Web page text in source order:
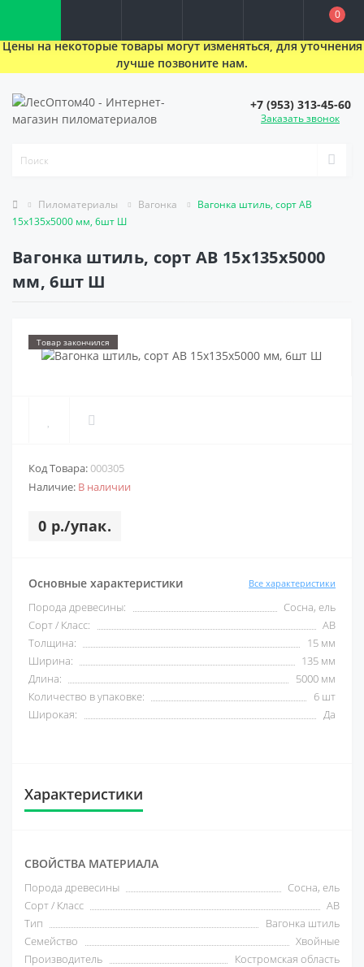
Цены на некоторые товары могут изменяться, для уточнения
лучше позвоните нам.
0
+7 (953) 313-45-60
Заказать звонок
Пиломатериалы Вагонка
Вагонка штиль, сорт AB
15x135x5000 мм, 6шт Ш
Вагонка штиль, сорт AB 15x135x5000
мм, 6шт Ш
Товар закончился
Код Товара:000305
Наличие: В наличии
0 р./упак.
Основные характеристики Все характеристики
Порода древесины:
Сосна, ель
Сорт / Класс:
AB
Толщина:
15 мм
Ширина:
135 мм
Длина:
5000 мм
Количество в упаковке:
6 шт
Широкая:
Да
Характеристики
СВОЙСТВА МАТЕРИАЛА
Порода древесины
Сосна, ель
Сорт / Класс
AB
Тип
Вагонка штиль
Семейство
Хвойные
Производитель
Костромская область